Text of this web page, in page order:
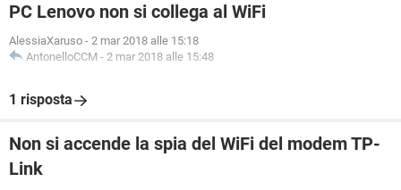
PC Lenovo non si collega al WiFi
AlessiaXaruso - 2 mar 2018 alle 15:18
AntonelloCCM - 2 mar 2018 alle 15:48
1 risposta
Non si accende la spia del WiFi del modem TP-
Link